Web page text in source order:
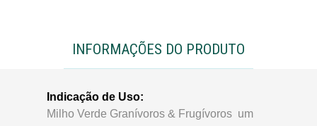
INFORMAÇÕES DO PRODUTO
Indicação de Uso:
Milho Verde Granívoros & Frugívoros um